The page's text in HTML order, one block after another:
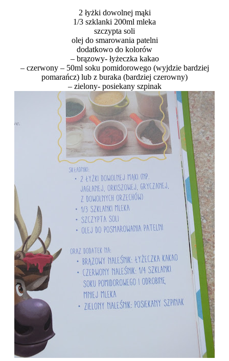
2 łyżki dowolnej mąki
1/3 szklanki 200ml mleka
szczypta soli
olej do smarowania patelni
dodatkowo do kolorów
– brązowy- łyżeczka kakao
– czerwony – 50ml soku pomidorowego (wyjdzie bardziej
pomarańcz) lub z buraka (bardziej czerowny)
– zielony- posiekany szpinak